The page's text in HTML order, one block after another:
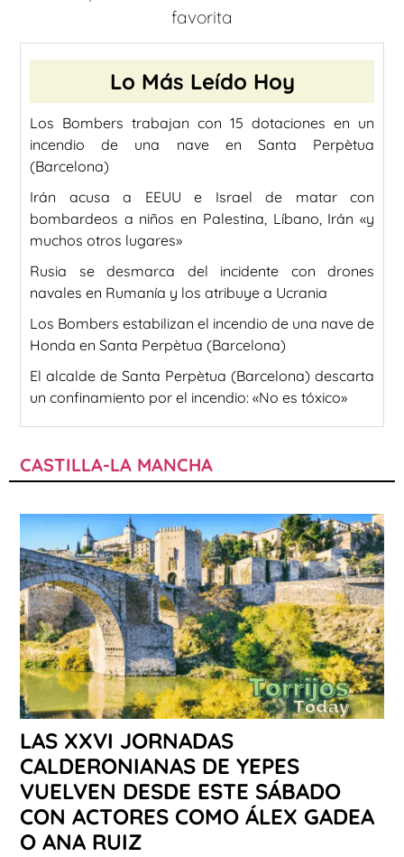
favorita
Lo Más Leído Hoy
Los Bombers trabajan con 15 dotaciones en un
incendio de una nave en Santa Perpètua
(Barcelona)
Irán acusa a EEUU e Israel de matar con
bombardeos a niños en Palestina, Líbano, Irán «y
muchos otros lugares»
Rusia se desmarca del incidente con drones
navales en Rumanía y los atribuye a Ucrania
Los Bombers estabilizan el incendio de una nave de
Honda en Santa Perpètua (Barcelona)
El alcalde de Santa Perpètua (Barcelona) descarta
un confinamiento por el incendio: «No es tóxico»
CASTILLA-LA MANCHA
LAS XXVI JORNADAS
CALDERONIANAS DE YEPES
VUELVEN DESDE ESTE SÁBADO
CON ACTORES COMO ÁLEX GADEA
O ANA RUIZ